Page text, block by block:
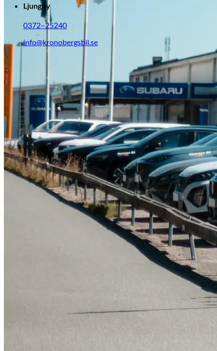
Suzuki
Leapmotor
Tillbehör & reservdelar
Ljungby
0372–25240
info@kronobergsbil.se